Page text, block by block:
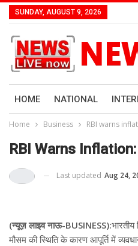
SUNDAY, AUGUST 9, 2026
HOME NATIONAL
Home Business RBI warns
RBI Warns Inflation:
Last updated Aug 24,
(न्यूज़ लाइव नाऊ-BUSINESS):
मौसम की स्थिति के कारण आपूर्ति में